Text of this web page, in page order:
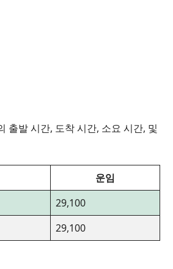
출발 시간, 도착 시간, 소요 시간, 및
운임
29,100
29,100